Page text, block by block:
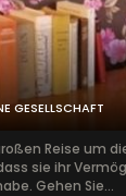
GESELLSCHAFT
Reise um
sie ihr
Gehen Sie...